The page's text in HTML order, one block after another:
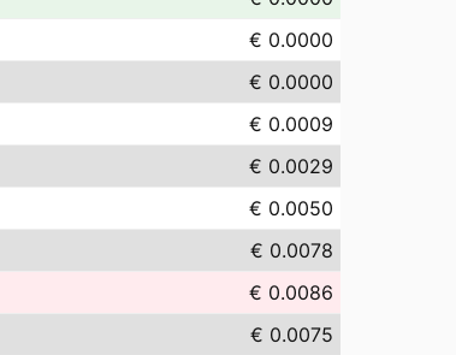
€ 0.0000
€ 0.0000
€ 0.0009
€ 0.0029
€ 0.0050
€ 0.0078
€ 0.0086
€ 0.0075